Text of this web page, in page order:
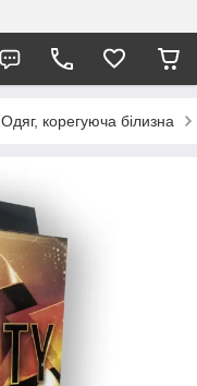
Одяг, корегуюча білизна